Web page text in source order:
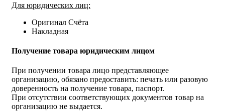
Для юридических лиц:
Оригинал Счёта
Накладная
Получение товара юридическим лицом
При получении товара лицо представляющее
организацию, обязано предоставить: печать или разовую
доверенность на получение товара, паспорт.
При отсутствии соответствующих документов товар на
организацию не выдается.